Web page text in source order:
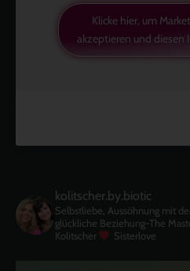
Klicke hier, um
akzeptieren und diesen
kolitscher.by.biotic
Selbstliebe, Aussöhnung mit
glückliche Beziehung-The
Kolitscher
Sisterlove